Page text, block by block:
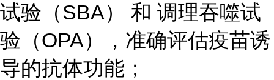
试验（SBA） 和 调理吞噬试
验（OPA），准确评估疫苗诱
导的抗体功能；